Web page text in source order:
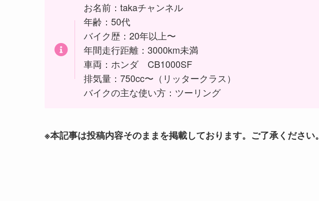
お名前：takaチャンネル
年齢：50代
バイク歴：20年以上〜
年間走行距離：3000km未満
車両：ホンダ CB1000SF
排気量：750cc〜（リッタークラス）
バイクの主な使い方：ツーリング
※本記事は投稿内容そのままを掲載しております。ご了承ください。